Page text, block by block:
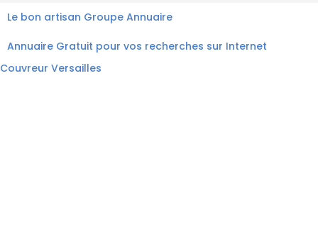
Le bon artisan Groupe Annuaire
Annuaire Gratuit pour vos recherches sur Internet
Couvreur Versailles